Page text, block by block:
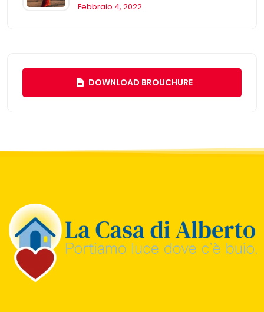
Febbraio 4, 2022
DOWNLOAD BROUCHURE